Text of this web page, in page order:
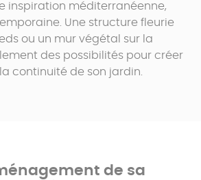
inspiration méditerranéenne,
Une structure fleurie
ou un mur végétal sur la
des possibilités pour créer
continuité de son jardin.
de sa